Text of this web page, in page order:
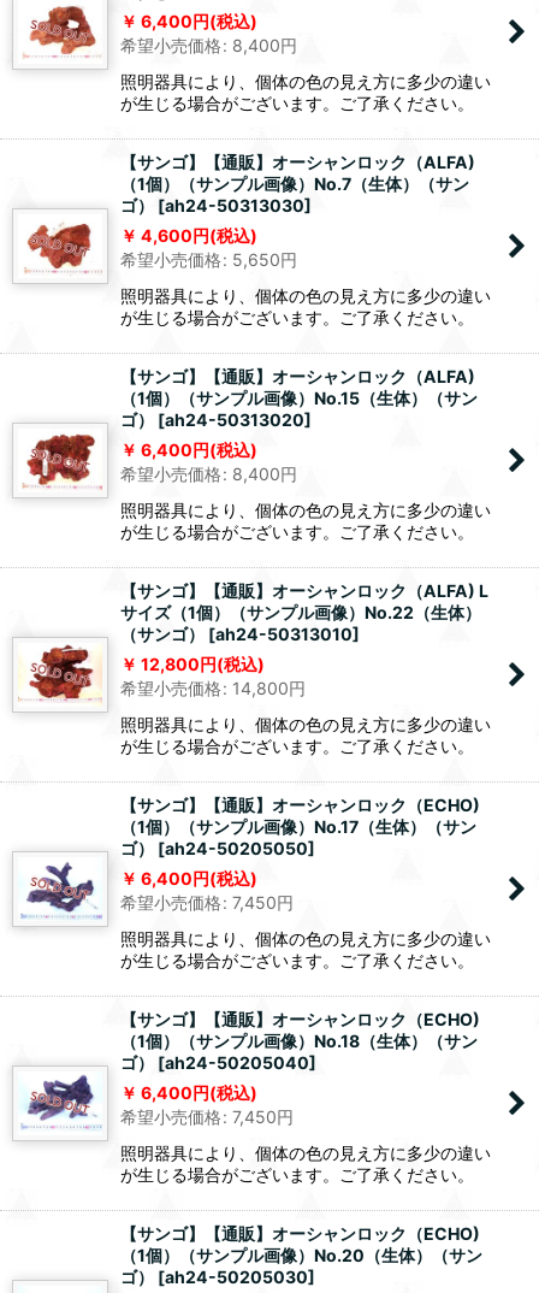
6,400円(税込)
希望小売価格: 8,400円
照明器具により、個体の色の見え方に多少の違い
が生じる場合がございます。ご了承ください。
【サンゴ】【通販】オーシャンロック（ALFA)
（1個）（サンプル画像）No.7（生体）（サン
ゴ）
[ah24-50313030]
4,600円(税込)
希望小売価格: 5,650円
照明器具により、個体の色の見え方に多少の違い
が生じる場合がございます。ご了承ください。
【サンゴ】【通販】オーシャンロック（ALFA)
（1個）（サンプル画像）No.15（生体）（サン
ゴ）
[ah24-50313020]
6,400円(税込)
希望小売価格: 8,400円
照明器具により、個体の色の見え方に多少の違い
が生じる場合がございます。ご了承ください。
【サンゴ】【通販】オーシャンロック（ALFA) L
サイズ（1個）（サンプル画像）No.22（生体）
（サンゴ）
[ah24-50313010]
12,800円(税込)
希望小売価格: 14,800円
照明器具により、個体の色の見え方に多少の違い
が生じる場合がございます。ご了承ください。
【サンゴ】【通販】オーシャンロック（ECHO)
（1個）（サンプル画像）No.17（生体）（サン
ゴ）
[ah24-50205050]
6,400円(税込)
希望小売価格: 7,450円
照明器具により、個体の色の見え方に多少の違い
が生じる場合がございます。ご了承ください。
【サンゴ】【通販】オーシャンロック（ECHO)
（1個）（サンプル画像）No.18（生体）（サン
ゴ）
[ah24-50205040]
6,400円(税込)
希望小売価格: 7,450円
照明器具により、個体の色の見え方に多少の違い
が生じる場合がございます。ご了承ください。
【サンゴ】【通販】オーシャンロック（ECHO)
（1個）（サンプル画像）No.20（生体）（サン
ゴ）
[ah24-50205030]